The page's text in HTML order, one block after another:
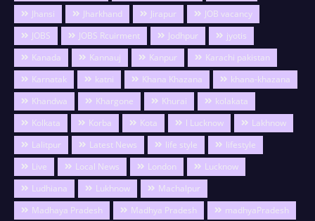
Jhansi
Jharkhand Jirapur
JOB vacancy
JOBS
JOBS Rcuirment Jodhpur
jyotis
Kanada
Kannauj Kanpur
Karachi pakistan
Karnatak
katni Khana Khazana
khana-khazana
Khandwa
Khargone Khurai
kolakata
Kolkata
Korba Kota l Lucknow
Lakhnow
Lalitpur
Latest News life style
lifestyle
Live
Local News London
Lucknow
Ludhiana
Lukhnow
Machalpur
Madhaya Pradesh
Madhya Pradesh
madhyaPradesh